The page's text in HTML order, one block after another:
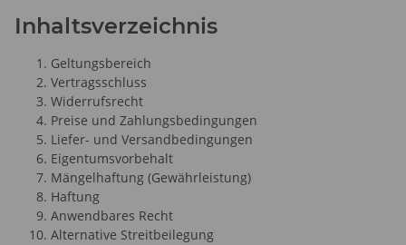
Inhaltsverzeichnis
Geltungsbereich
Vertragsschluss
Widerrufsrecht
Preise und Zahlungsbedingungen
Liefer- und Versandbedingungen
Eigentumsvorbehalt
Mängelhaftung (Gewährleistung)
Haftung
Anwendbares Recht
Alternative Streitbeilegung